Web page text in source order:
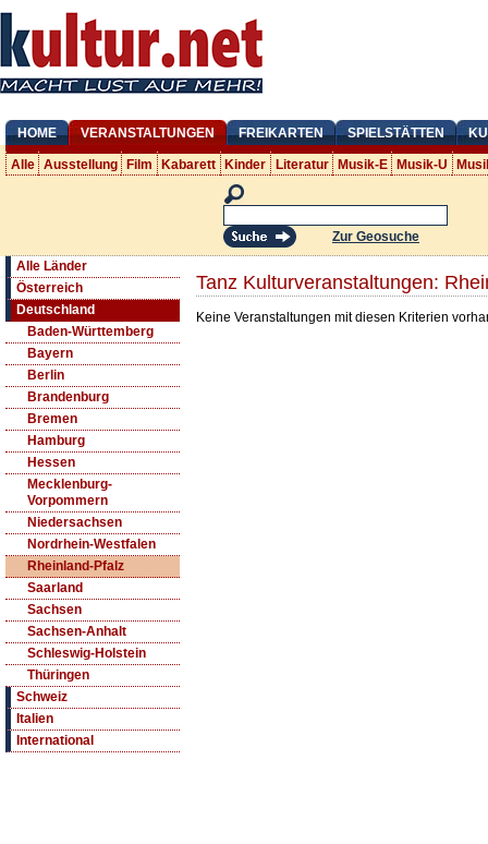
HOME VERANSTALTUNGEN FREIKARTEN SPIELSTÄTTEN
Alle Ausstellung Film Kabarett Kinder Literatur Musik-E Musik-U
Zur Geosuche
Alle Länder
Österreich
Deutschland
Baden-Württemberg
Bayern
Berlin
Brandenburg
Bremen
Hamburg
Hessen
Mecklenburg-
Vorpommern
Niedersachsen
Nordrhein-Westfalen
Rheinland-Pfalz
Saarland
Sachsen
Sachsen-Anhalt
Schleswig-Holstein
Thüringen
Schweiz
Italien
International
Tanz Kulturveranstaltungen:
Keine Veranstaltungen mit diesen Kriterien